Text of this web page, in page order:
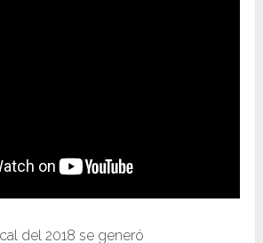
del 2018 se generó